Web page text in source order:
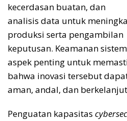
kecerdasan buatan, dan
analisis data untuk
produksi serta pengambilan
keputusan. Keamanan
aspek penting untuk
bahwa inovasi tersebut
aman, andal, dan
Penguatan kapasitas